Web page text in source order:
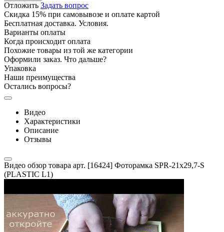
Отложить Задать вопрос
Скидка 15% при самовывозе и оплате картой
Бесплатная доставка. Условия.
Варианты оплаты
Когда происходит оплата
Похожие товары из той же категории
Оформили заказ. Что дальше?
Упаковка
Наши преимущества
Остались вопросы?
Видео
Характеристики
Описание
Отзывы
Видео обзор товара арт. [16424] Фоторамка SPR-21x29,7-S
(PLASTIC L1)